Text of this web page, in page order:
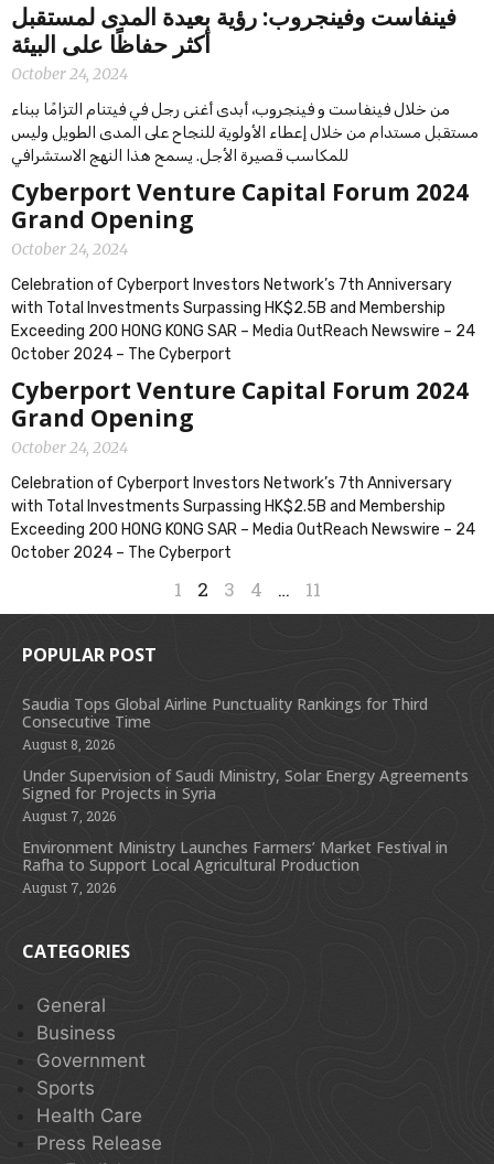
‫‫فينفاست وفينجروب: رؤية بعيدة المدى لمستقبل
أكثر حفاظًا على البيئة
October 24, 2024
من خلال فينفاست و فينجروب، أبدى أغنى رجل في فيتنام التزامًا ببناء
مستقبل مستدام من خلال إعطاء الأولوية للنجاح على المدى الطويل وليس
للمكاسب قصيرة الأجل. يسمح هذا النهج الاستشرافي
Cyberport Venture Capital Forum 2024
Grand Opening
October 24, 2024
Celebration of Cyberport Investors Network’s 7th Anniversary
with Total Investments Surpassing HK$2.5B and Membership
Exceeding 200 HONG KONG SAR – Media OutReach Newswire – 24
October 2024 – The Cyberport
Cyberport Venture Capital Forum 2024
Grand Opening
October 24, 2024
Celebration of Cyberport Investors Network’s 7th Anniversary
with Total Investments Surpassing HK$2.5B and Membership
Exceeding 200 HONG KONG SAR – Media OutReach Newswire – 24
October 2024 – The Cyberport
1 2 3 4 … 11
POPULAR POST
Saudia Tops Global Airline Punctuality Rankings for Third
Consecutive Time
August 8, 2026
Under Supervision of Saudi Ministry, Solar Energy Agreements
Signed for Projects in Syria
August 7, 2026
Environment Ministry Launches Farmers’ Market Festival in
Rafha to Support Local Agricultural Production
August 7, 2026
CATEGORIES
General
Business
Government
Sports
Health Care
Press Release